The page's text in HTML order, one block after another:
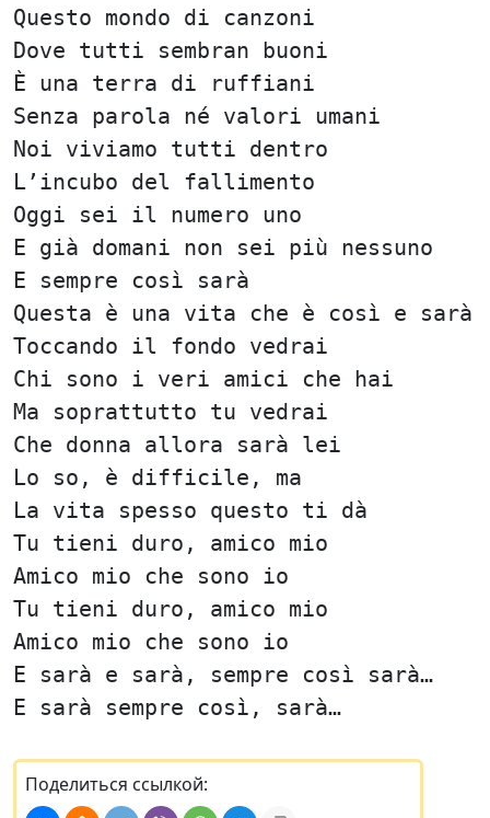
Questo mondo di canzoni
Dove tutti sembran buoni
È una terra di ruffiani
Senza parola né valori umani
Noi viviamo tutti dentro
L’incubo del fallimento
Oggi sei il numero uno
E già domani non sei più nessuno
E sempre così sarà
Questa è una vita che è così e sarà
Toccando il fondo vedrai
Chi sono i veri amici che hai
Ma soprattutto tu vedrai
Che donna allora sarà lei
Lo so, è difficile, ma
La vita spesso questo ti dà
Tu tieni duro, amico mio
Amico mio che sono io
Tu tieni duro, amico mio
Amico mio che sono io
E sarà e sarà, sempre così sarà…
E sarà sempre così, sarà…
Поделиться ссылкой: